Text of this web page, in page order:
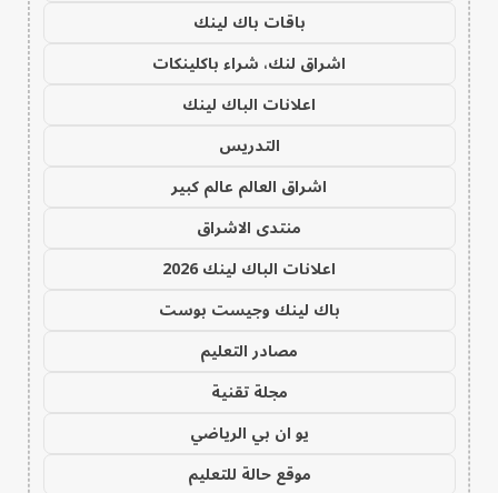
باقات باك لينك
اشراق لنك، شراء باكلينكات
اعلانات الباك لينك
التدريس
اشراق العالم عالم كبير
منتدى الاشراق
اعلانات الباك لينك 2026
باك لينك وجيست بوست
مصادر التعليم
مجلة تقنية
يو ان بي الرياضي
موقع حالة للتعليم